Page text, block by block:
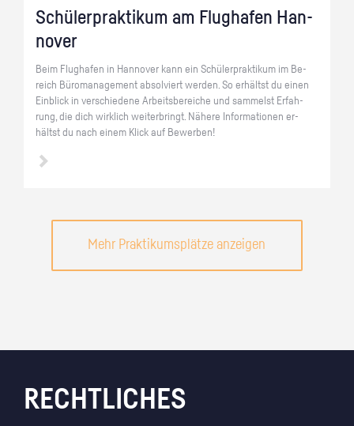
Schü­ler­prak­ti­kum am Flug­ha­fen Han­
no­ver
Beim Flug­ha­fen in Han­no­ver kann ein Schü­ler­prak­ti­kum im Be­
reich Bü­ro­ma­nage­ment ab­sol­viert wer­den. So er­hältst du einen
Ein­blick in ver­schie­de­ne Ar­beits­be­rei­che und sam­melst Er­fah­
rung, die dich wirk­lich wei­ter­bringt. Nä­he­re In­for­ma­tio­nen er­
hältst du nach einem Klick auf Be­wer­ben!
Mehr Praktikumsplätze anzeigen
RECHTLICHES